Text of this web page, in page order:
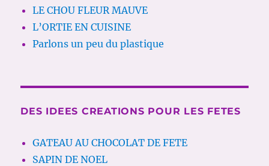
LE CHOU FLEUR MAUVE
L’ORTIE EN CUISINE
Parlons un peu du plastique
DES IDEES CREATIONS POUR LES FETES
GATEAU AU CHOCOLAT DE FETE
SAPIN DE NOEL